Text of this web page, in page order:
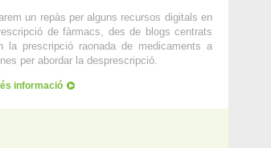
un repàs per alguns recursos digitals en
de fàrmacs, des de blogs centrats
la prescripció raonada de medicaments a
per abordar la desprescripció.
informació